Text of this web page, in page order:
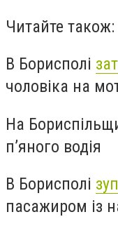
Читайте також:
В Борисполі
чоловіка на
На
п’яного водія
В Борисполі
пасажиром із